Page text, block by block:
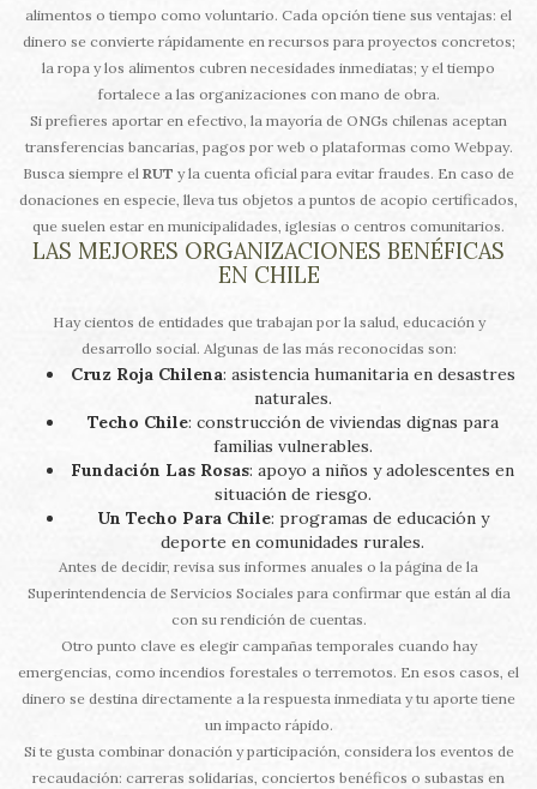
alimentos o tiempo como voluntario. Cada opción tiene sus ventajas: el
dinero se convierte rápidamente en recursos para proyectos concretos;
la ropa y los alimentos cubren necesidades inmediatas; y el tiempo
fortalece a las organizaciones con mano de obra.
Si prefieres aportar en efectivo, la mayoría de ONGs chilenas aceptan
transferencias bancarias, pagos por web o plataformas como Webpay.
Busca siempre el RUT y la cuenta oficial para evitar fraudes. En caso de
donaciones en especie, lleva tus objetos a puntos de acopio certificados,
que suelen estar en municipalidades, iglesias o centros comunitarios.
LAS MEJORES ORGANIZACIONES BENÉFICAS
EN CHILE
Hay cientos de entidades que trabajan por la salud, educación y
desarrollo social. Algunas de las más reconocidas son:
Cruz Roja Chilena: asistencia humanitaria en desastres
naturales.
Techo Chile: construcción de viviendas dignas para
familias vulnerables.
Fundación Las Rosas: apoyo a niños y adolescentes en
situación de riesgo.
Un Techo Para Chile: programas de educación y
deporte en comunidades rurales.
Antes de decidir, revisa sus informes anuales o la página de la
Superintendencia de Servicios Sociales para confirmar que están al día
con su rendición de cuentas.
Otro punto clave es elegir campañas temporales cuando hay
emergencias, como incendios forestales o terremotos. En esos casos, el
dinero se destina directamente a la respuesta inmediata y tu aporte tiene
un impacto rápido.
Si te gusta combinar donación y participación, considera los eventos de
recaudación: carreras solidarias, conciertos benéficos o subastas en